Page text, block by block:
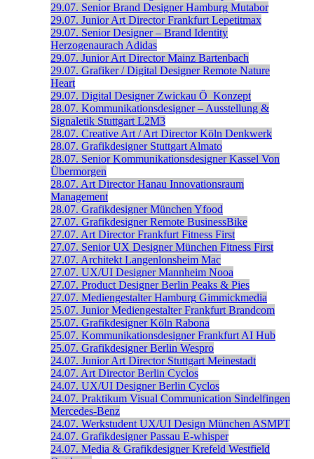
29.07. Senior Brand Designer Hamburg Mutabor
29.07. Junior Art Director Frankfurt Lepetitmax
29.07. Senior Designer – Brand Identity
Herzogenaurach Adidas
29.07. Junior Art Director Mainz Bartenbach
29.07. Grafiker / Digital Designer Remote Nature
Heart
29.07. Digital Designer Zwickau Ö_Konzept
28.07. Kommunikationsdesigner – Ausstellung &
Signaletik Stuttgart L2M3
28.07. Creative Art / Art Director Köln Denkwerk
28.07. Grafikdesigner Stuttgart Almato
28.07. Senior Kommunikations­designer Kassel Von
Übermorgen
28.07. Art Director Hanau Innovationsraum
Management
28.07. Grafikdesigner München Yfood
27.07. Grafikdesigner Remote BusinessBike
27.07. Art Director Frankfurt Fitness First
27.07. Senior UX Designer München Fitness First
27.07. Architekt Langenlonsheim Mac
27.07. UX/UI Designer Mannheim Nooa
27.07. Product Designer Berlin Peaks & Pies
27.07. Mediengestalter Hamburg Gimmickmedia
25.07. Junior Mediengestalter Frankfurt Brandcom
25.07. Grafikdesigner Köln Rabona
25.07. Kommunikationsdesigner Frankfurt AI Hub
25.07. Grafikdesigner Berlin Wespro
24.07. Junior Art Director Stuttgart Meinestadt
24.07. Art Director Berlin Cyclos
24.07. UX/UI Designer Berlin Cyclos
24.07. Praktikum Visual Communication Sindelfingen
Mercedes-Benz
24.07. Werkstudent UX/UI Design München ASMPT
24.07. Grafikdesigner Passau E-whisper
24.07. Media & Grafikdesigner Krefeld Westfield